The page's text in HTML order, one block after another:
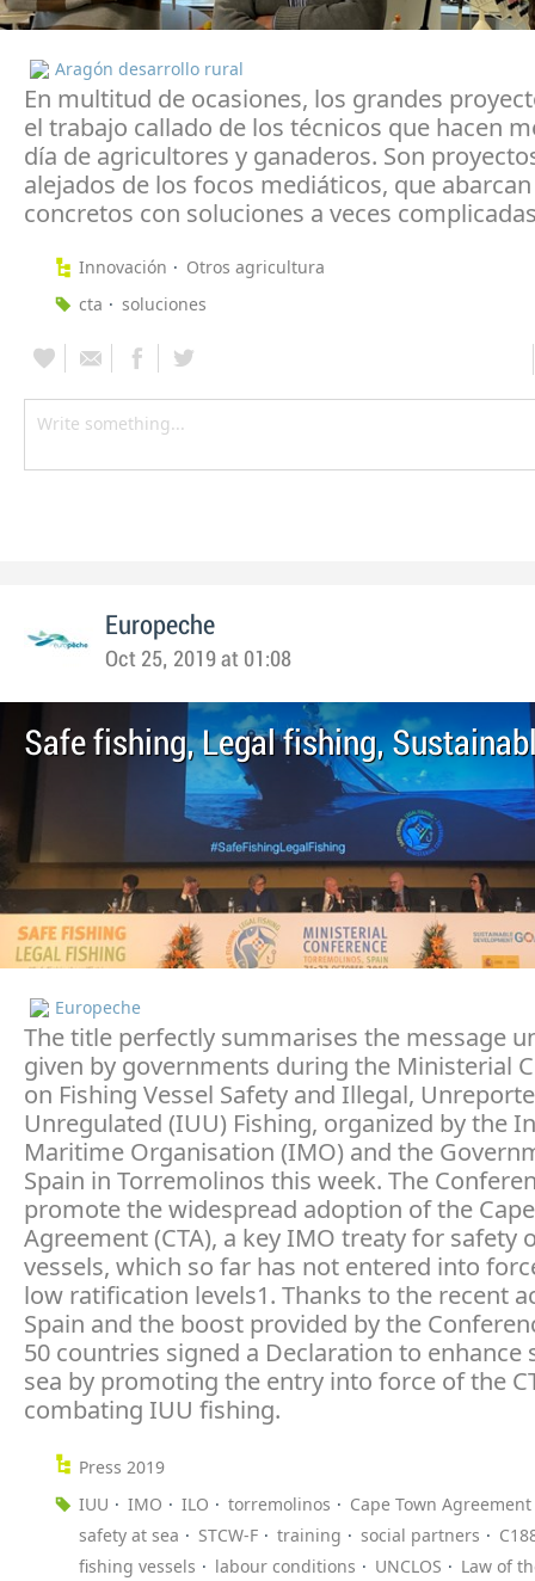
Aragón desarrollo rural
En multitud de ocasiones, los grandes
el trabajo callado de los técnicos que hacen
día de agricultores y ganaderos. Son
alejados de los focos mediáticos, que
concretos con soluciones a veces
Innovación
Otros agricultura
cta
soluciones
Europeche
Oct 25, 2019 at 01:08
Safe fishing, Legal fishing,
Europeche
The title perfectly summarises the message
given by governments during the Ministerial
on Fishing Vessel Safety and Illegal,
Unregulated (IUU) Fishing, organized by the
Maritime Organisation (IMO) and the
Spain in Torremolinos this week. The
promote the widespread adoption of the
Agreement (CTA), a key IMO treaty for safety
vessels, which so far has not entered into
low ratification levels1. Thanks to the recent
Spain and the boost provided by the
50 countries signed a Declaration to enhance
sea by promoting the entry into force of the
combating IUU fishing.
Press 2019
IUU
IMO ILO torremolinos
Cape Town Agreement
safety at sea
STCW-F training social partners
fishing vessels
labour conditions UNCLOS Law of